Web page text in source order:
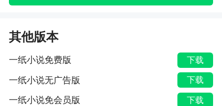
其他版本
一纸小说免费版 下载
一纸小说无广告版 下载
一纸小说免会员版 下载